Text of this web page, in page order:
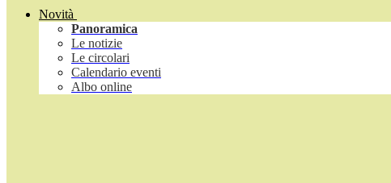
Novità
Panoramica
Le notizie
Le circolari
Calendario eventi
Albo online